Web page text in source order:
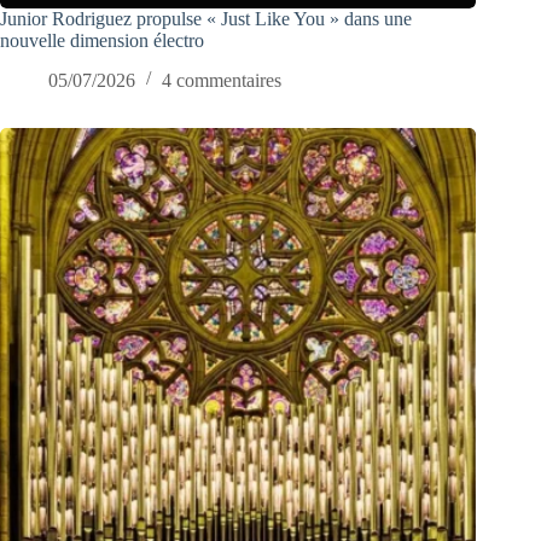
Junior Rodriguez propulse « Just Like You » dans une
nouvelle dimension électro
05/07/2026
4 commentaires